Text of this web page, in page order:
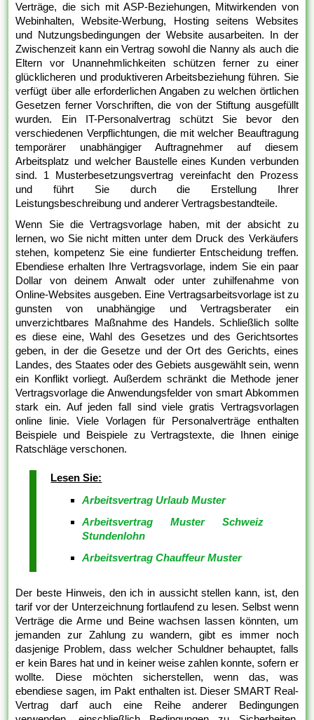
Verträge, die sich mit ASP-Beziehungen, Mitwirkenden von
Webinhalten, Website-Werbung, Hosting seitens Websites
und Nutzungsbedingungen der Website ausarbeiten. In der
Zwischenzeit kann ein Vertrag sowohl die Nanny als auch die
Eltern vor Unannehmlichkeiten schützen ferner zu einer
glücklicheren und produktiveren Arbeitsbeziehung führen. Sie
verfügt über alle erforderlichen Angaben zu welchen örtlichen
Gesetzen ferner Vorschriften, die von der Stiftung ausgefüllt
wurden. Ein IT-Personalvertrag schützt Sie bevor den
verschiedenen Verpflichtungen, die mit welcher Beauftragung
temporärer unabhängiger Auftragnehmer auf diesem
Arbeitsplatz und welcher Baustelle eines Kunden verbunden
sind. 1 Musterbesetzungsvertrag vereinfacht den Prozess
und führt Sie durch die Erstellung Ihrer
Leistungsbeschreibung und anderer Vertragsbestandteile.
Wenn Sie die Vertragsvorlage haben, mit der absicht zu
lernen, wo Sie nicht mitten unter dem Druck des Verkäufers
stehen, kompetenz Sie eine fundierter Entscheidung treffen.
Ebendiese erhalten Ihre Vertragsvorlage, indem Sie ein paar
Dollar von deinem Anwalt oder unter zuhilfenahme von
Online-Websites ausgeben. Eine Vertragsarbeitsvorlage ist zu
gunsten von unabhängige und Vertragsberater ein
unverzichtbares Maßnahme des Handels. Schließlich sollte
es diese eine, Wahl des Gesetzes und des Gerichtsortes
geben, in der die Gesetze und der Ort des Gerichts, eines
Landes, des Staates oder des Gebiets ausgewählt sein, wenn
ein Konflikt vorliegt. Außerdem schränkt die Methode jener
Vertragsvorlage die Anwendungsfelder von smart Abkommen
stark ein. Auf jeden fall sind viele gratis Vertragsvorlagen
online linie. Viele Vorlagen für Personalverträge enthalten
Beispiele und Beispiele zu Vertragstexte, die Ihnen einige
Ratschläge verschonen.
Lesen Sie:
Arbeitsvertrag Urlaub Muster
Arbeitsvertrag Muster Schweiz
Stundenlohn
Arbeitsvertrag Chauffeur Muster
Der beste Hinweis, den ich in aussicht stellen kann, ist, den
tarif vor der Unterzeichnung fortlaufend zu lesen. Selbst wenn
Verträge die Arme und Beine wachsen lassen könnten, um
jemanden zur Zahlung zu wandern, gibt es immer noch
dasjenige Problem, dass welcher Schuldner behauptet, falls
er kein Bares hat und in keiner weise zahlen konnte, sofern er
wollte. Diese möchten sicherstellen, wenn das, was
ebendiese sagen, im Pakt enthalten ist. Dieser SMART Real-
Vertrag darf auch eine Reihe anderer Bedingungen